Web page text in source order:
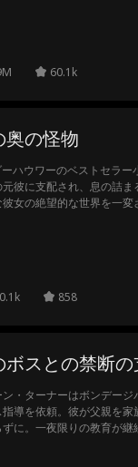
60.1k
奥の怪物
ーハウワーのベストセラ
彼に支配され、息の詰ま
彼女の絶望的な世界を一
に生きる怪物を愛してし
858
ボスとの禁断
ン・ターナーはボンデー
指導を依頼。彼が父親を
ずに。一夜限りの教育が